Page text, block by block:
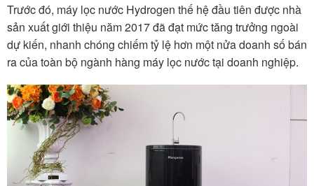
Trước đó, máy lọc nước Hydrogen thế hệ đầu tiên được nhà
sản xuất giới thiệu năm 2017 đã đạt mức tăng trưởng ngoài
dự kiến, nhanh chóng chiếm tỷ lệ hơn một nửa doanh số bán
ra của toàn bộ ngành hàng máy lọc nước tại doanh nghiệp.